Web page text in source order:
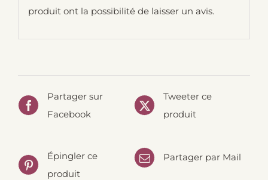
produit ont la possibilité de laisser un avis.
Partager sur
Facebook
Tweeter ce
produit
Épingler ce
produit
Partager par Mail